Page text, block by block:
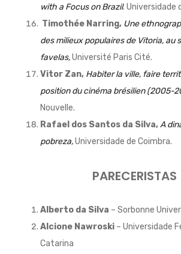
with a Focus on Brazil. Universidade
Timothée Narring, Une
des milieux populaires de Vitoria, au
favelas,Université Paris Cité.
Vitor Zan, Habiter la ville, faire
position du cinéma brésilien (2005-
Nouvelle.
Rafael dos Santos da Silva,A
pobreza,Universidade de Coimbra.
PARECERISTAS
Alberto da Silva – Sorbonne
Alcione Nawroski – Universidade
Catarina